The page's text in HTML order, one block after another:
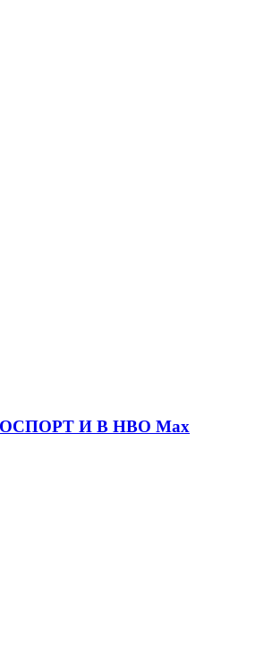
И В НВО Мах